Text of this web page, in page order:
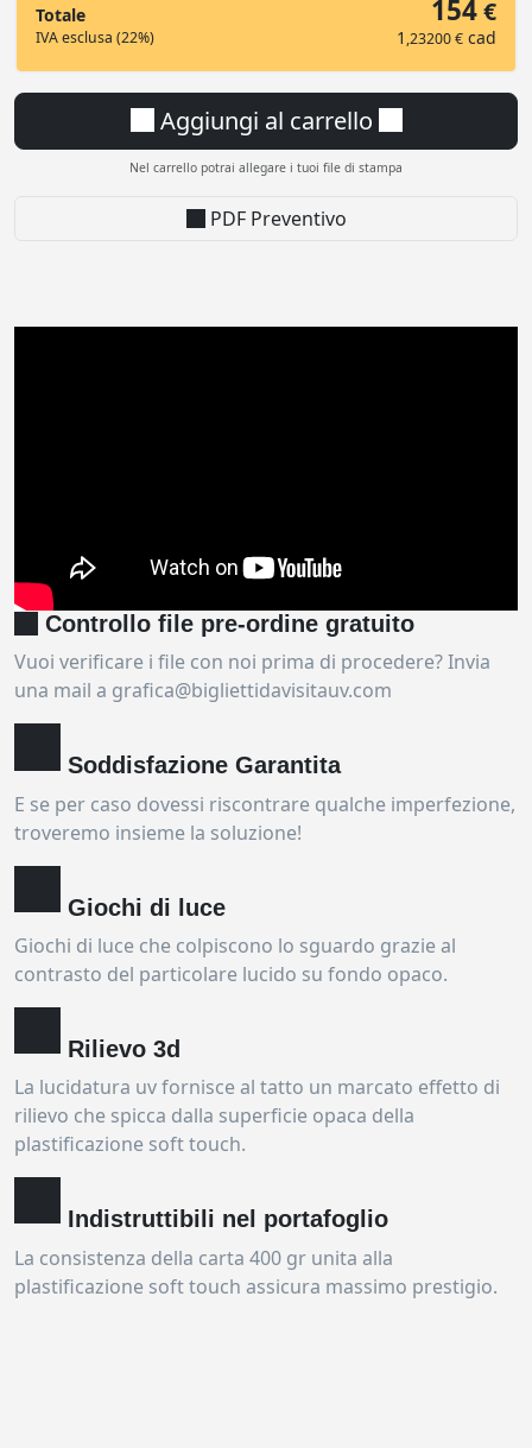
Totale
IVA esclusa (22%)
154€
1 ,23200 € cad
Aggiungi al carrello
Nel carrello potrai allegare i tuoi file di stampa
PDF Preventivo
Controllo file pre-ordine gratuito
Vuoi verificare i file con noi prima di procedere? Invia
una mail a grafica@bigliettidavisitauv.com
Soddisfazione Garantita
E se per caso dovessi riscontrare qualche imperfezione,
troveremo insieme la soluzione!
Giochi di luce
Giochi di luce che colpiscono lo sguardo grazie al
contrasto del particolare lucido su fondo opaco.
Rilievo 3d
La lucidatura uv fornisce al tatto un marcato effetto di
rilievo che spicca dalla superficie opaca della
plastificazione soft touch.
Indistruttibili nel portafoglio
La consistenza della carta 400 gr unita alla
plastificazione soft touch assicura massimo prestigio.